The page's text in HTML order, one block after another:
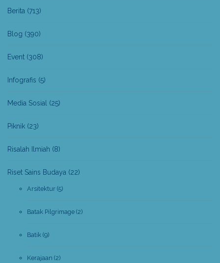
Berita (713)
Blog (390)
Event (308)
Infografis (5)
Media Sosial (25)
Piknik (23)
Risalah Ilmiah (8)
Riset Sains Budaya (22)
Arsitektur (5)
Batak Pilgrimage (2)
Batik (9)
Kerajaan (2)